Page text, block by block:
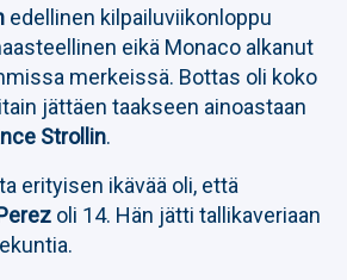
edellinen kilpailuviikonloppu
eikä Monaco alkanut
merkeissä. Bottas oli koko
jättäen taakseen ainoastaan
Strollin.
erityisen ikävää oli, että
oli 14. Hän jätti tallikaveriaan